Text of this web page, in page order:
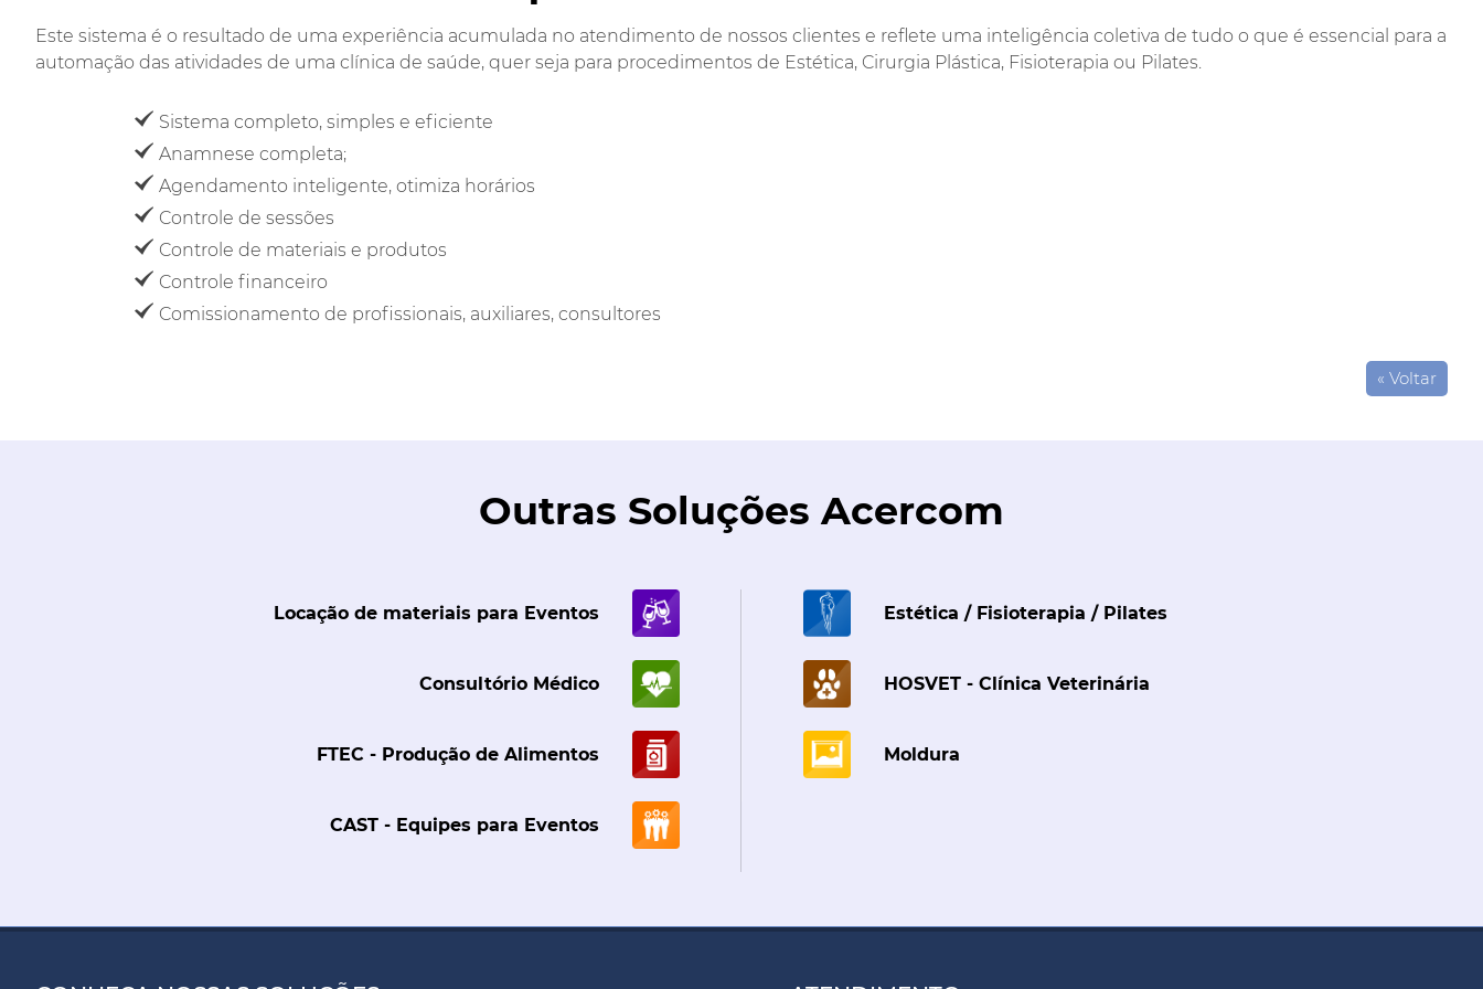
Este sistema é o resultado de uma experiência acumulada no atendimento de nossos clientes e reflete uma inteligência coletiva de tudo o que é essencial para a
automação das atividades de uma clínica de saúde, quer seja para procedimentos de Estética, Cirurgia Plástica, Fisioterapia ou Pilates.
Sistema completo, simples e eficiente
Anamnese completa;
Agendamento inteligente, otimiza horários
Controle de sessões
Controle de materiais e produtos
Controle financeiro
Comissionamento de profissionais, auxiliares, consultores
« Voltar
Outras Soluções Acercom
Locação de materiais para Eventos Estética / Fisioterapia / Pilates
Consultório Médico HOSVET - Clínica Veterinária
FTEC - Produção de Alimentos Moldura
CAST - Equipes para Eventos